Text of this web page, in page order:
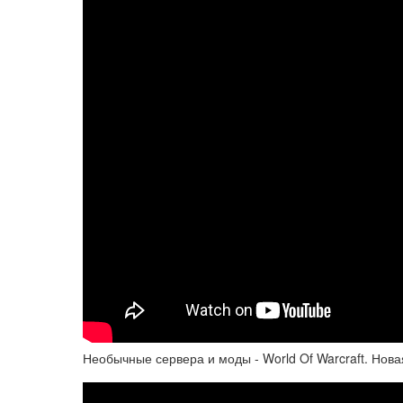
Необычные сервера и моды - World Of Warcraft.